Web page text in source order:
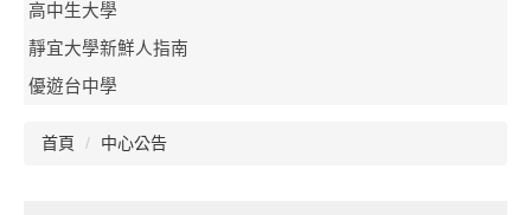
高中生大學
靜宜大學新鮮人指南
優遊台中學
首頁 中心公告